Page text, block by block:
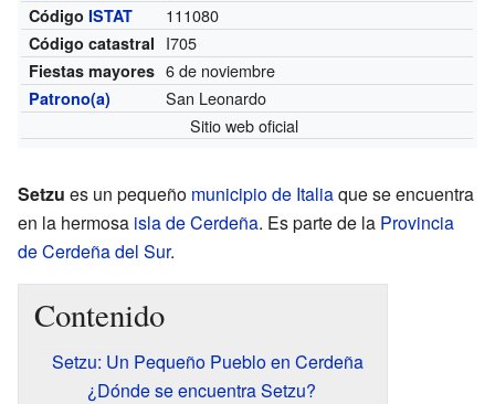
Código ISTAT 111080
Código catastral I705
Fiestas mayores 6 de noviembre
Patrono(a)
San Leonardo
Sitio web oficial
Setzu es un pequeño municipio de Italiaque se encuentra
en la hermosa isla de Cerdeña. Es parte de la Provincia
de Cerdeña del Sur.
Contenido
Setzu: Un Pequeño Pueblo en Cerdeña
¿Dónde se encuentra Setzu?